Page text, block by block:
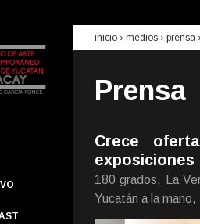
inicio › medios › prensa
Prensa
Crece
exposiciones
180 grados, La
Yucatán a la